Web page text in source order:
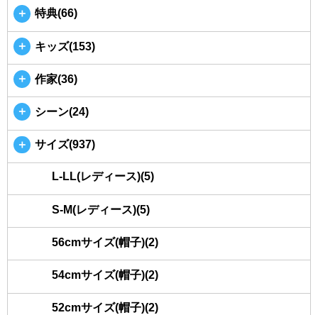
＋ 特典(66)
＋ キッズ(153)
＋ 作家(36)
＋ シーン(24)
＋ サイズ(937)
L-LL(レディース)(5)
S-M(レディース)(5)
56cmサイズ(帽子)(2)
54cmサイズ(帽子)(2)
52cmサイズ(帽子)(2)